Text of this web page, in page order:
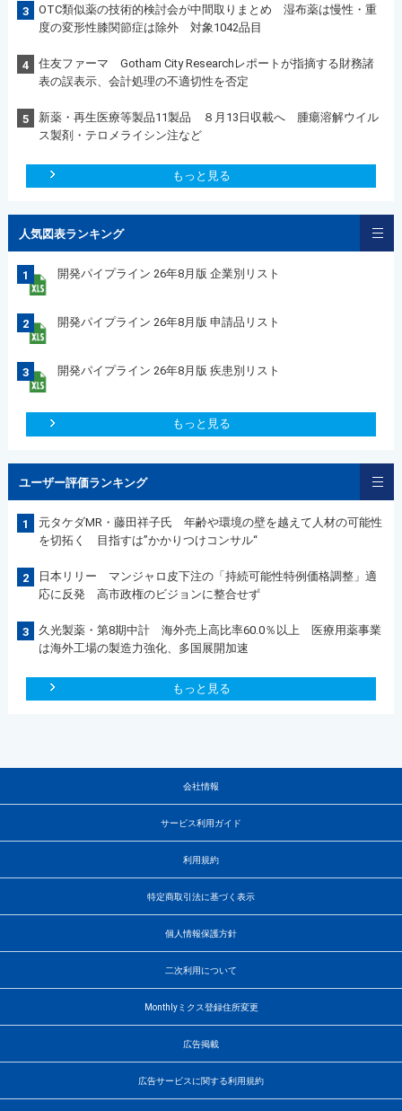
3
OTC類似薬の技術的検討会が中間取りまとめ 湿布薬は慢性・重
度の変形性膝関節症は除外 対象1042品目
4
住友ファーマ Gotham City Researchレポートが指摘する財務諸
表の誤表示、会計処理の不適切性を否定
5
新薬・再生医療等製品11製品 ８月13日収載へ 腫瘍溶解ウイル
ス製剤・テロメライシン注など
もっと見る
人気図表ランキング
1 開発パイプライン 26年8月版 企業別リスト
2 開発パイプライン 26年8月版 申請品リスト
3 開発パイプライン 26年8月版 疾患別リスト
もっと見る
ユーザー評価ランキング
1
元タケダMR・藤田祥子氏 年齢や環境の壁を越えて人材の可能性
を切拓く 目指すは”かかりつけコンサル“
2
日本リリー マンジャロ皮下注の「持続可能性特例価格調整」適
応に反発 高市政権のビジョンに整合せず
3
久光製薬・第8期中計 海外売上高比率60.0％以上 医療用薬事業
は海外工場の製造力強化、多国展開加速
もっと見る
会社情報
サービス利用ガイド
利用規約
特定商取引法に基づく表示
個人情報保護方針
二次利用について
Monthlyミクス登録住所変更
広告掲載
広告サービスに関する利用規約